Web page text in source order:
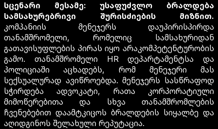
სცენარი მესამე: უსაფუძვლო ბრალდება
სამსახურებრივი შურისძიების მიზნით.
კომპანიის მენეჯერს დაუპირისპირდა
თანამშრომელი, რომელიც სამსახურიდან
გათავისუფლების პირას იყო არაკომპეტენტურობის
გამო. თანამშრომელი HR დეპარტამენტსა და
პოლიციაში აცხადებს, რომ მენეჯერი მას
სექსუალურად ავიწროებდა. მენეჯერს სასწრაფოდ
სჭირდება ადვოკატი, რათა კორპორატიული
მიმოწერებითა და სხვა თანამშრომლების
ჩვენებებით დაამტკიცოს ბრალდების სიყალბე და
აღიდგინოს შელახული რეპუტაცია.